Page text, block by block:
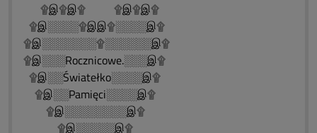
۩இ۩இ۩ ۩இ۩இ۩
۩இ░░░░۩இஇ۩░░░░இ۩
۩இ░░░░░░░۩░░░░░░இ۩
۩இ░░░Rocznicowe.░░░இ۩
۩இ░░Światełko░░░░இ۩
۩இ░░Pamięci░░░░இ۩
۩இ░░░░░░░░இ۩
۩இ░░░░░இ۩